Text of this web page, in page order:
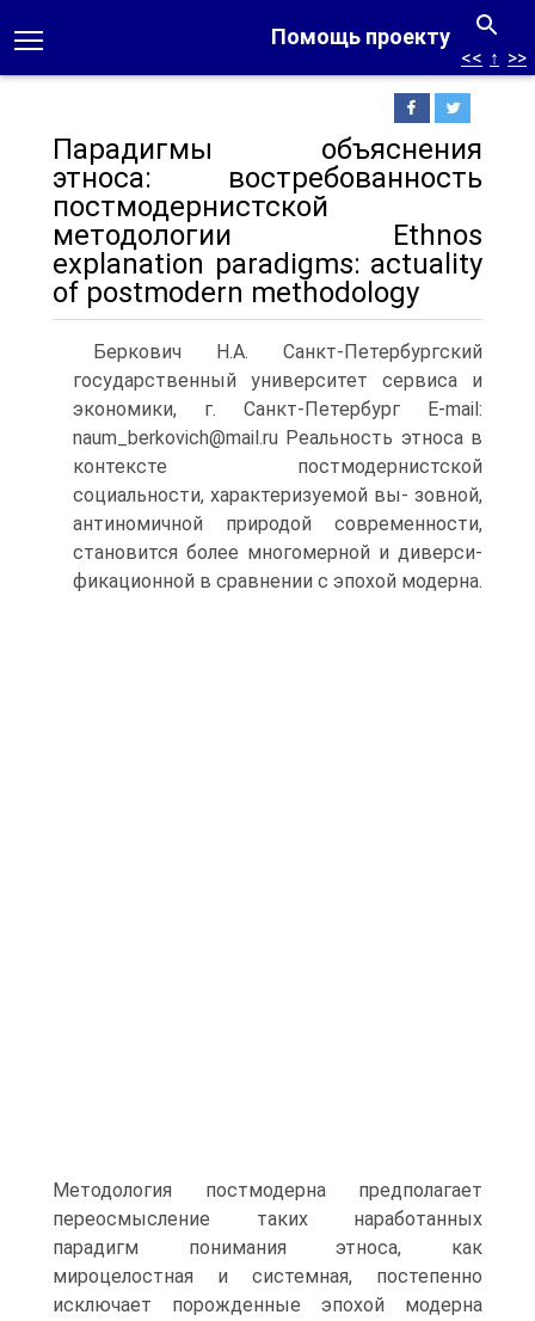
Помощь проекту
<< ↑ >>
Парадигмы объяснения
этноса: востребованность
постмодернистской
методологии Ethnos
explanation paradigms: actuality
of postmodern methodology
Беркович Н.А. Санкт-Петербургский
государственный университет сервиса и
экономики, г. Санкт-Петербург E-mail:
naum_berkovich@mail.ru Реальность этноса в
контексте постмодернистской
социальности, характеризуемой вы- зовной,
антиномичной природой современности,
становится более многомерной и диверси-
фикационной в сравнении с эпохой модерна.
Методология постмодерна предполагает
переосмысление таких наработанных
парадигм понимания этноса, как
мироцелостная и системная, постепенно
исключает порожденные эпохой модерна